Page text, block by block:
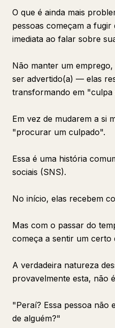
O que é ainda mais
pessoas começam a
imediata ao falar sobre
Não manter um
ser advertido(a) — elas
transformando em "culpa
Em vez de mudarem a si
"procurar um culpado".
Essa é uma história
sociais (SNS).
No início, elas recebem
Mas com o passar do
começa a sentir um certo
A verdadeira natureza
provavelmente esta, não
"Peraí? Essa pessoa não
de alguém?"